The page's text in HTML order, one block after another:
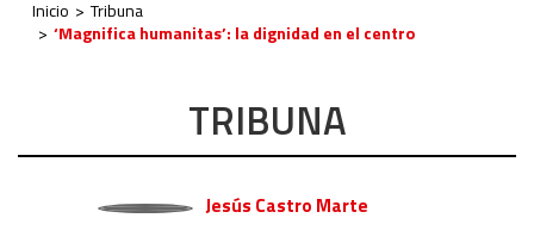
Inicio
Tribuna
‘Magnifica humanitas’: la dignidad en el centro
TRIBUNA
Jesús Castro Marte